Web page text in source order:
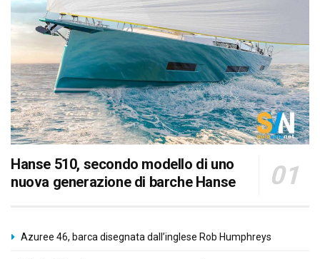
Hanse 510, secondo modello di uno
nuova generazione di barche Hanse
Azuree 46, barca disegnata dall’inglese Rob Humphreys